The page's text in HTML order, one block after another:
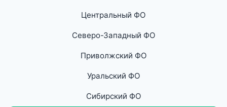
Центральный ФО
Северо-Западный ФО
Приволжский ФО
Уральский ФО
Сибирский ФО